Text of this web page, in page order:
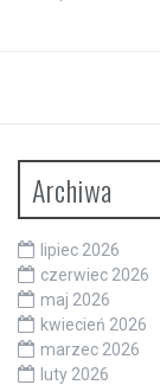
Archiwa
lipiec 2026
czerwiec 2026
maj 2026
kwiecień 2026
marzec 2026
luty 2026